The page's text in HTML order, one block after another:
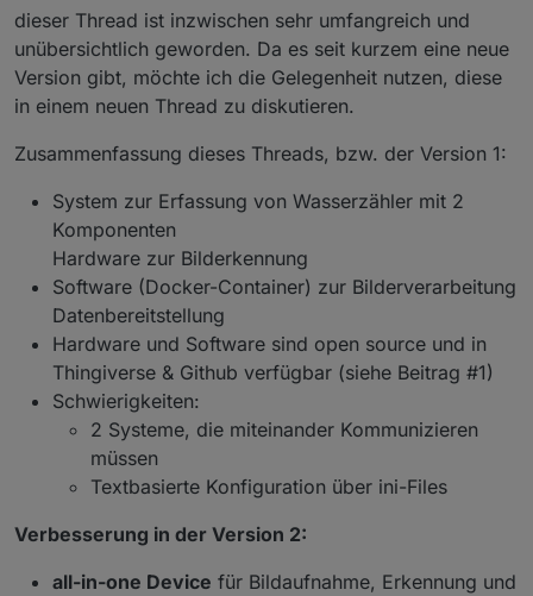
einem Verweis am Ende und ganz am Anfang
versehen. Mit der Doku kann ich jetzt auch
beginnen, zuerst aber muss ich einmal mit der
neuen SW zurechtkommen. Aber es heißt ja, never
change a running system ....
Eure Idee für einen neuen Thread für die neue Version
finde ich gut, da sich hier nur noch wenige zurecht
finden werden.
dieser Thread ist inzwischen sehr umfangreich und
unübersichtlich geworden. Da es seit kurzem eine neue
Version gibt, möchte ich die Gelegenheit nutzen, diese
in einem neuen Thread zu diskutieren.
Zusammenfassung dieses Threads, bzw. der Version 1:
System zur Erfassung von Wasserzähler mit 2
Komponenten
Hardware zur Bilderkennung
Software (Docker-Container) zur Bilderverarbeitung
Datenbereitstellung
Hardware und Software sind open source und in
Thingiverse & Github verfügbar (siehe Beitrag #1)
Schwierigkeiten:
2 Systeme, die miteinander Kommunizieren
müssen
Textbasierte Konfiguration über ini-Files
Verbesserung in der Version 2:
all-in-one Device für Bildaufnahme, Erkennung und